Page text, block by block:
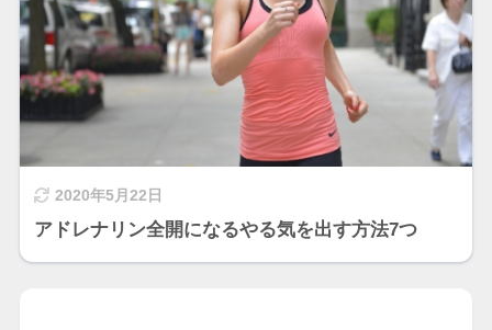
2020年5月22日
アドレナリン全開になるやる気を出す方法7つ